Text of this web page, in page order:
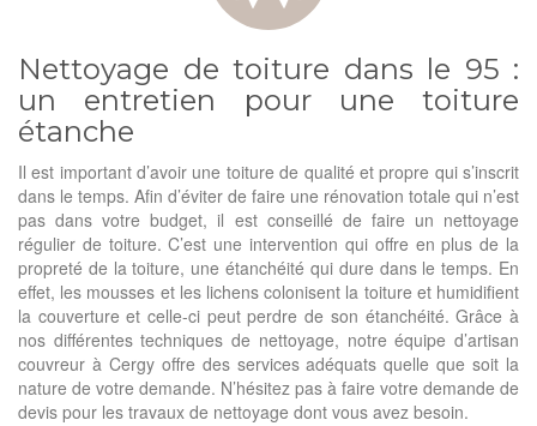
Nettoyage de toiture dans le 95 :
un entretien pour une toiture
étanche
Il est important d’avoir une toiture de qualité et propre qui s’inscrit
dans le temps. Afin d’éviter de faire une rénovation totale qui n’est
pas dans votre budget, il est conseillé de faire un nettoyage
régulier de toiture. C’est une intervention qui offre en plus de la
propreté de la toiture, une étanchéité qui dure dans le temps. En
effet, les mousses et les lichens colonisent la toiture et humidifient
la couverture et celle-ci peut perdre de son étanchéité. Grâce à
nos différentes techniques de nettoyage, notre équipe d’artisan
couvreur à Cergy offre des services adéquats quelle que soit la
nature de votre demande. N’hésitez pas à faire votre demande de
devis pour les travaux de nettoyage dont vous avez besoin.